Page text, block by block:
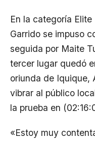
En la categoría
Garrido se impuso
seguida por Maite
tercer lugar quedó
oriunda de Iquique,
vibrar al público
la prueba en
«Estoy muy